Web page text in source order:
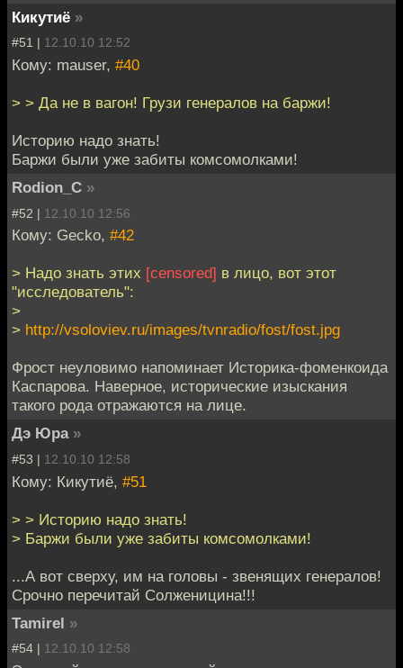
Кикутиё »
#51 | 12.10.10 12:52
Кому: mauser, #40
> > Да не в вагон! Грузи генералов на баржи!
Историю надо знать!
Баржи были уже забиты комсомолками!
Rodion_C »
#52 | 12.10.10 12:56
Кому: Gecko, #42
> Надо знать этих [censored] в лицо, вот этот
"исследователь":
>
> http://vsoloviev.ru/images/tvnradio/fost/fost.jpg
Фрост неуловимо напоминает Историка-фоменкоида
Каспарова. Наверное, исторические изыскания
такого рода отражаются на лице.
Дэ Юра »
#53 | 12.10.10 12:58
Кому: Кикутиё, #51
> > Историю надо знать!
> Баржи были уже забиты комсомолками!
...А вот сверху, им на головы - звенящих генералов!
Срочно перечитай Солженицина!!!
Tamirel »
#54 | 12.10.10 12:58